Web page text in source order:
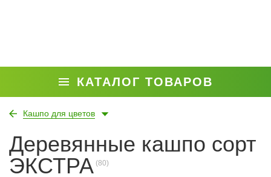
КАТАЛОГ ТОВАРОВ
Кашпо для цветов
Деревянные кашпо сорт
ЭКСТРА